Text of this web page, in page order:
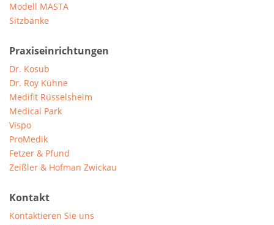
Modell MASTA
Sitzbänke
Praxiseinrichtungen
Dr. Kosub
Dr. Roy Kühne
Medifit Rüsselsheim
Medical Park
Vispo
ProMedik
Fetzer & Pfund
Zeißler & Hofman Zwickau
Kontakt
Kontaktieren Sie uns